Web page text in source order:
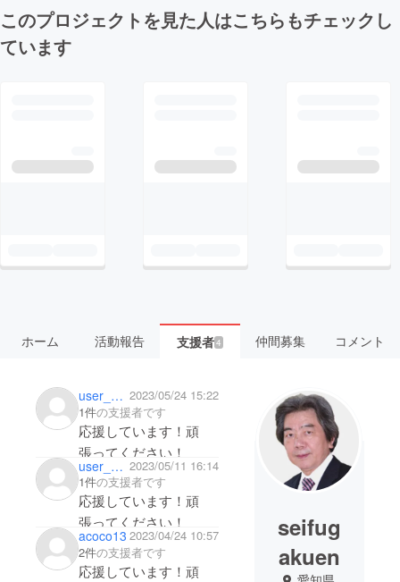
このプロジェクトを見た人はこちらもチェックし
ています
ホーム 活動報告 支援者4 仲間募集 コメント
user_a16d66c85624 2023/05/24 15:22
1件の支援者です
応援しています！頑
張ってください！
user_51d67cec15b4 2023/05/11 16:14
1件の支援者です
応援しています！頑
張ってください！
acoco13 2023/04/24 10:57
2件の支援者です
応援しています！頑
seifug
akuen